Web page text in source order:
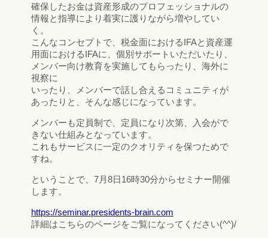
確保したお金は資産形成のプロフェッショナルの
情報と指導により着実に護りながら増やしてい
く。
こんなコンセプトで、税金面におけるIFAと資産運
用面におけるIFAに、個別サポートいただいたり、
メンバー向け教育を実施してもらったり、海外に
視察に
いったり、メンバーで話し合えるコミュニティが
あったりと、そんな感じになっています。
メンバーも定員制で、定員になり次第、入会がで
きない仕組みとなっています。
これもサービスに一定のクオリティを保つためで
すね。
ということで、7月8日16時30分からセミナー開催
します。
https://seminar.presidents-brain.com
詳細はこちらのページをご覧になってください(^^)/